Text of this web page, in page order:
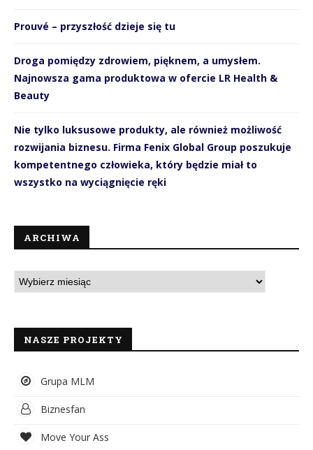
Prouvé – przyszłość dzieje się tu
Droga pomiędzy zdrowiem, pięknem, a umysłem.
Najnowsza gama produktowa w ofercie LR Health &
Beauty
Nie tylko luksusowe produkty, ale również możliwość
rozwijania biznesu. Firma Fenix Global Group poszukuje
kompetentnego człowieka, który będzie miał to
wszystko na wyciągnięcie ręki
ARCHIWA
NASZE PROJEKTY
Grupa MLM
Biznesfan
Move Your Ass